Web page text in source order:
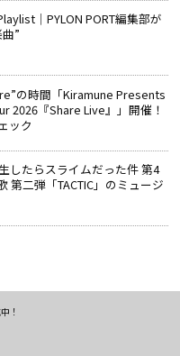
PORT編集部が
”
の時間――「Kiramune Presents
2026『Share Live』」開催！
ック
したらスライムだった件 第4
第二弾「TACTIC」のミュージ
！